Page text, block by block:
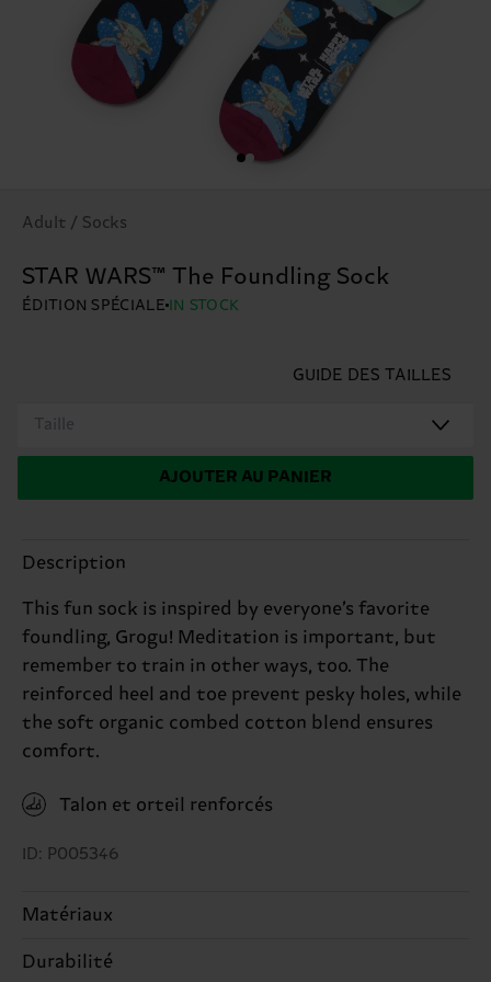
Adult / Socks
STAR WARS™ The Foundling Sock
ÉDITION SPÉCIALE IN STOCK
GUIDE DES TAILLES
Taille
AJOUTER AU PANIER
Description
This fun sock is inspired by everyone’s favorite
foundling, Grogu! Meditation is important, but
remember to train in other ways, too. The
reinforced heel and toe prevent pesky holes, while
the soft organic combed cotton blend ensures
comfort.
Talon et orteil renforcés
ID: P005346
Matériaux
83% Cotton, 15% Polyamide, 2% Elastane
Durabilité